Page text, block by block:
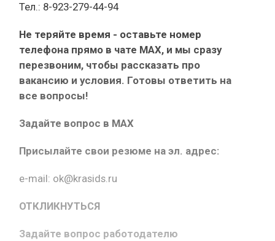
Тел.: 8-923-279-44-94
Не теряйте время - оставьте номер
телефона прямо в чате MAX, и мы сразу
перезвоним, чтобы рассказать про
вакансию и условия. Готовы ответить на
все вопросы!
Задайте вопрос в MAX
Присылайте свои резюме на эл. адрес:
e-mail: ok@krasids.ru
ОТКЛИКНУТЬСЯ
Задайте вопрос работодателю